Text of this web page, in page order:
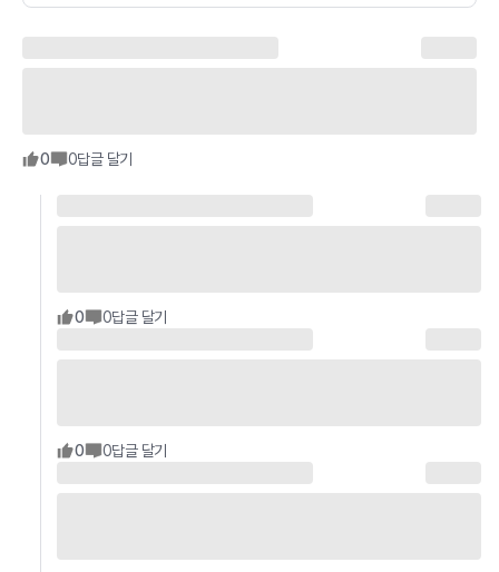
0 0답글 달기
0 0답글 달기
0 0답글 달기